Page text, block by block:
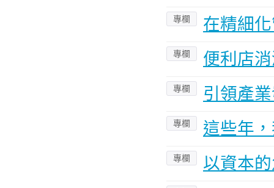
專欄 在精細
專欄 便利店
專欄 引領產
專欄 這些年
專欄 以資本